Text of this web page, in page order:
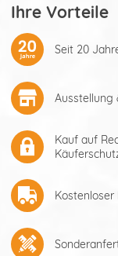
Ihre Vorteile
Seit 20
Ausstellung
Kauf auf
Kostenloser